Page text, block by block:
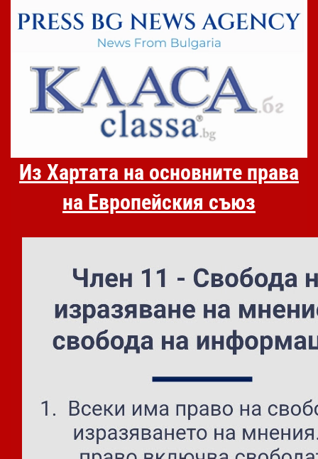
Из Хартата на основните права
на Европейския съюз